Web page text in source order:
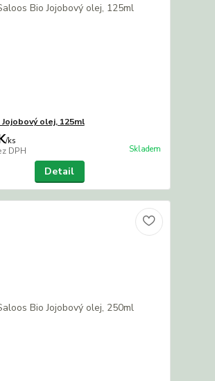
olej, 125ml
/ks
DPH Skladem
Detail